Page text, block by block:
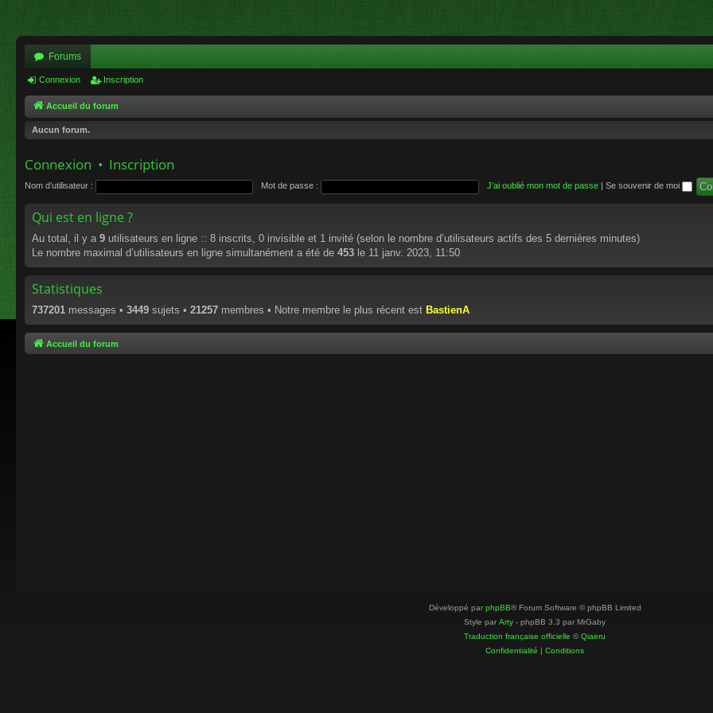
Forums
Connexion Inscription
Accueil du forum
Aucun forum.
Connexion • Inscription
Nom d’utilisateur : Mot de passe : J’ai oublié mon mot de passe Se souvenir de moi
Qui est en ligne ?
Au total, il y a 9 utilisateurs en ligne :: 8 inscrits, 0 invisible et 1 invité (selon le nombre d’utilisateurs actifs des 5 dernières minutes)
Le nombre maximal d’utilisateurs en ligne simultanément a été de 453 le 11 janv. 2023, 11:50
Statistiques
737201 messages • 3449 sujets • 21257 membres • Notre membre le plus récent est BastienA
Accueil du forum
Développé par phpBB® Forum Software © phpBB Limited
Style par Arty - phpBB 3.3 par MrGaby
Traduction française officielle ©Qiaeru
Confidentialité | Conditions